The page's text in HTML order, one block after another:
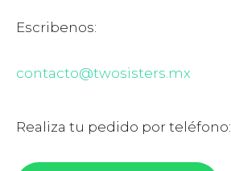
Escribenos:
contacto@twosisters.mx
Realiza tu pedido por teléfono: